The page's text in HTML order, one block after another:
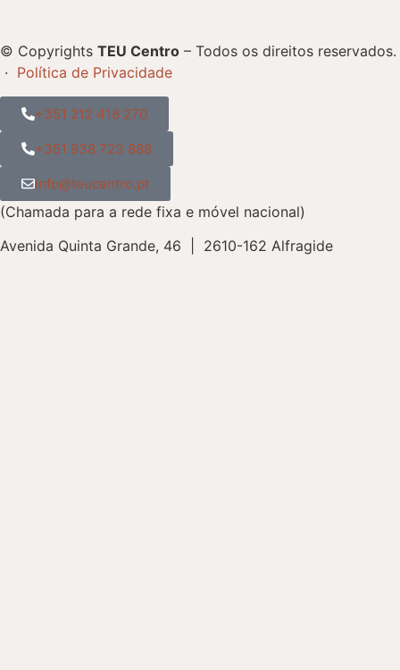
© Copyrights TEU Centro – Todos os direitos reservados.
· Política de Privacidade
+351 212 418 270
+351 938 723 888
info@teucentro.pt
(Chamada para a rede fixa e móvel nacional)
Avenida Quinta Grande, 46 | 2610-162 Alfragide